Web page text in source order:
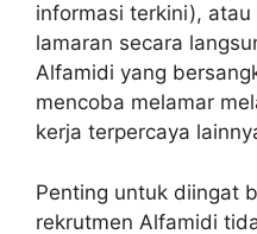
informasi terkini),
lamaran secara
Alfamidi yang
mencoba melamar
kerja terpercaya
Penting untuk diingat
rekrutmen Alfamidi